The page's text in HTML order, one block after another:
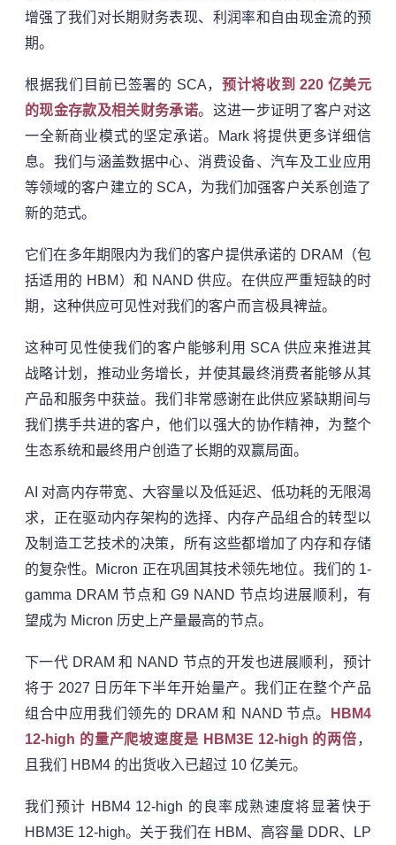
增强了我们对长期财务表现、利润率和自由现金流的预
期。
根据我们目前已签署的 SCA， 预计将收到 220 亿美元
的现金存款及相关财务承诺。这进一步证明了客户对这
一全新商业模式的坚定承诺。Mark 将提供更多详细信
息。我们与涵盖数据中心、消费设备、汽车及工业应用
等领域的客户建立的 SCA，为我们加强客户关系创造了
新的范式。
它们在多年期限内为我们的客户提供承诺的 DRAM（包
括适用的 HBM）和 NAND 供应。在供应严重短缺的时
期，这种供应可见性对我们的客户而言极具裨益。
这种可见性使我们的客户能够利用 SCA 供应来推进其
战略计划，推动业务增长，并使其最终消费者能够从其
产品和服务中获益。我们非常感谢在此供应紧缺期间与
我们携手共进的客户，他们以强大的协作精神，为整个
生态系统和最终用户创造了长期的双赢局面。
AI 对高内存带宽、大容量以及低延迟、低功耗的无限渴
求，正在驱动内存架构的选择、内存产品组合的转型以
及制造工艺技术的决策，所有这些都增加了内存和存储
的复杂性。Micron 正在巩固其技术领先地位。我们的 1-
gamma DRAM 节点和 G9 NAND 节点均进展顺利，有
望成为 Micron 历史上产量最高的节点。
下一代 DRAM 和 NAND 节点的开发也进展顺利，预计
将于 2027 日历年下半年开始量产。我们正在整个产品
组合中应用我们领先的 DRAM 和 NAND 节点。
HBM4
12-high 的量产爬坡速度是 HBM3E 12-high 的两倍，
且我们 HBM4 的出货收入已超过 10 亿美元。
我们预计 HBM4 12-high 的良率成熟速度将显著快于
HBM3E 12-high。关于我们在 HBM、高容量 DDR、LP